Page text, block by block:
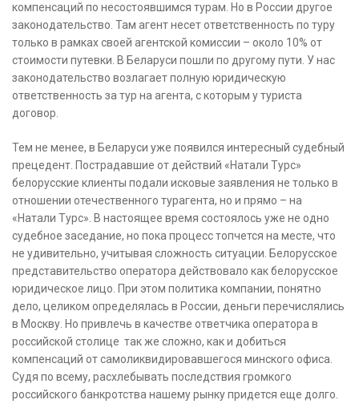
компенсаций по несостоявшимся турам. Но в России другое
законодательство. Там агент несет ответственность по туру
только в рамках своей агентской комиссии – около 10% от
стоимости путевки. В Беларуси пошли по другому пути. У нас
законодательство возлагает полную юридическую
ответственность за тур на агента, с которым у туриста
договор.
Тем не менее, в Беларуси уже появился интересный судебный
прецедент. Пострадавшие от действий «Натали Турс»
белорусские клиенты подали исковые заявления не только в
отношении отечественного турагента, но и прямо – на
«Натали Турс». В настоящее время состоялось уже не одно
судебное заседание, но пока процесс топчется на месте, что
не удивительно, учитывая сложность ситуации. Белорусское
представительство оператора действовало как белорусское
юридическое лицо. При этом политика компании, понятно
дело, целиком определялась в России, деньги перечислялись
в Москву. Но привлечь в качестве ответчика оператора в
российской столице так же сложно, как и добиться
компенсаций от самоликвидировавшегося минского офиса.
Судя по всему, расхлебывать последствия громкого
российского банкротства нашему рынку придется еще долго.